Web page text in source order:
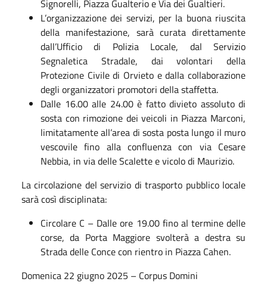
Signorelli, Piazza Gualterio e Via dei Gualtieri.
L’organizzazione dei servizi, per la buona riuscita
della manifestazione, sarà curata direttamente
dall’Ufficio di Polizia Locale, dal Servizio
Segnaletica Stradale, dai volontari della
Protezione Civile di Orvieto e dalla collaborazione
degli organizzatori promotori della staffetta.
Dalle 16.00 alle 24.00 è fatto divieto assoluto di
sosta con rimozione dei veicoli in Piazza Marconi,
limitatamente all’area di sosta posta lungo il muro
vescovile fino alla confluenza con via Cesare
Nebbia, in via delle Scalette e vicolo di Maurizio.
La circolazione del servizio di trasporto pubblico locale
sarà così disciplinata:
Circolare C – Dalle ore 19.00 fino al termine delle
corse, da Porta Maggiore svolterà a destra su
Strada delle Conce con rientro in Piazza Cahen.
Domenica 22 giugno 2025 – Corpus Domini